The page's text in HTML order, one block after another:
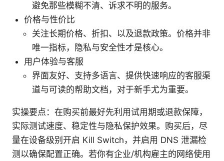
避免那些模糊不清、诉求不明的服务。
价格与性价比
关注长期价格、折扣、以及退款政策。价格并非
唯一指标，隐私与安全性才是核心。
用户体验与客服
界面友好、支持多语言、提供快速响应的客服渠
道与可读的帮助文档，对于新手尤为重要。
实操要点：在购买前最好先利用试用期或退款保障，
实际测试速度、稳定性与隐私保护效果。购买后，尽
量在设备级别开启 Kill Switch，并启用 DNS 泄漏检
测以确保配置正确。若你有企业/机构雇主的网络使用